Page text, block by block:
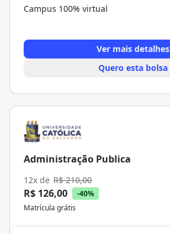
Campus 100% virtual
Ver mais detalhes
Quero esta bolsa
Administração Publica
12x de R$ 210,00
R$ 126,00
-40%
Matrícula grátis